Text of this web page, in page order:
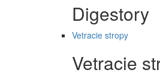
Digestory
Vetracie stropy
Vetracie